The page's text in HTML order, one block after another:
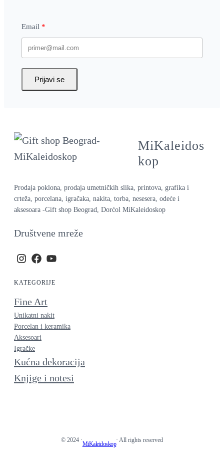
Email
Prijavi se
MiKaleidos
kop
Prodaja poklona, prodaja umetničkih slika, printova, grafika i
crteža, porcelana, igračaka, nakita, torba, nesesera, odeće i
aksesoara -Gift shop Beograd, Dorćol MiKaleidoskop
Društvene mreže
KATEGORIJE
Fine Art
Unikatni nakit
Porcelan i keramika
Aksesoari
Igračke
Kućna dekoracija
Knjige i notesi
© 2024 ·
MiKaleidoskop
· All rights reserved